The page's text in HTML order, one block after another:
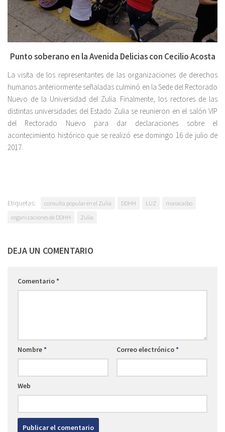
Punto soberano en la Avenida Delicias con Cecilio Acosta
La visita de los representantes de las organizaciones de derechos
humanos anteriormente señaladas culminó en la Sede del Rectorado
Nuevo de la Universidad del Zulia. Finalmente, los rectores de las
distintas universidades del Estado Zulia se reunieron en el salón VIP
del Rectorado Nuevo para dar declaraciones sobre el
acontecimiento histórico que se realizó ese domingo 16 de julio de
2017.
Etiquetas: consulta popular en el Zulia DDHH LUZ
maracaibo
organizaciones de DDHH
Zulia
DEJA UN COMENTARIO
Comentario*
Nombre* Correo electrónico*
Web